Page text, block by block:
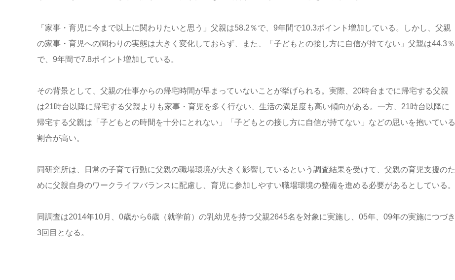
「家事・育児に今まで以上に関わりたいと思う」父親は58.2％で、9年間で10.3ポイント増加している。しかし、父親
の家事・育児への関わりの実態は大きく変化しておらず、また、「子どもとの接し方に自信が持てない」父親は44.3％
で、9年間で7.8ポイント増加している。
その背景として、父親の仕事からの帰宅時間が早まっていないことが挙げられる。実際、20時台までに帰宅する父親
は21時台以降に帰宅する父親よりも家事・育児を多く行ない、生活の満足度も高い傾向がある。一方、21時台以降に
帰宅する父親は「子どもとの時間を十分にとれない」「子どもとの接し方に自信が持てない」などの思いを抱いている
割合が高い。
同研究所は、日常の子育て行動に父親の職場環境が大きく影響しているという調査結果を受けて、父親の育児支援のた
めに父親自身のワークライフバランスに配慮し、育児に参加しやすい職場環境の整備を進める必要があるとしている。
同調査は2014年10月、0歳から6歳（就学前）の乳幼児を持つ父親2645名を対象に実施し、05年、09年の実施につづき
3回目となる。